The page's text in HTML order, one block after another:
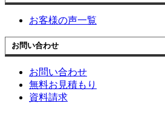
お客様の声一覧
お問い合わせ
お問い合わせ
無料お見積もり
資料請求